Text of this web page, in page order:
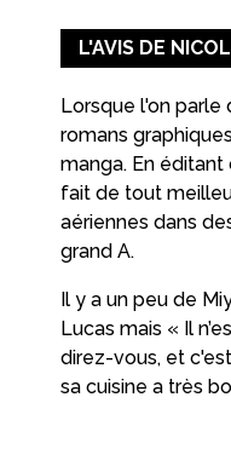
L'AVIS DE
Lorsque l'on parle
romans
manga. En
fait de tout
aériennes dans
grand A.
Il y a un peu de
Lucas mais « Il
direz-vous, et
sa cuisine a très